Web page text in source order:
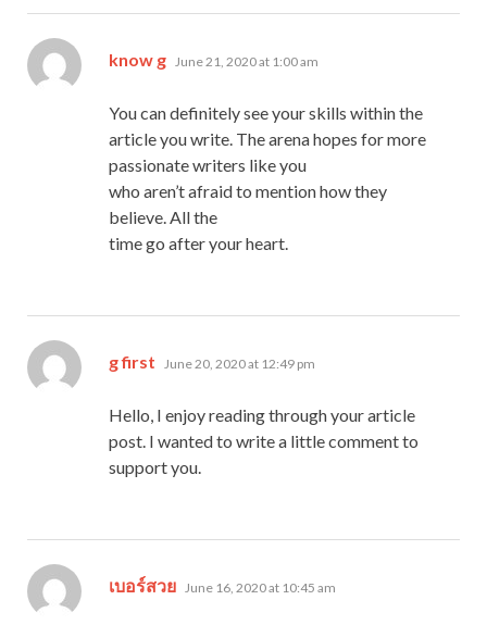
know g says:
June 21, 2020 at 1:00 am
You can definitely see your skills within the
article you write. The arena hopes for more
passionate writers like you
who aren’t afraid to mention how they
believe. All the
time go after your heart.
g first says:
June 20, 2020 at 12:49 pm
Hello, I enjoy reading through your article
post. I wanted to write a little comment to
support you.
เบอร์สวย says:
June 16, 2020 at 10:45 am